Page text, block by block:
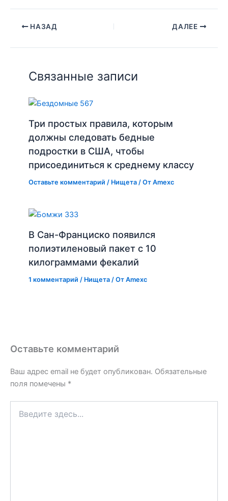
НАЗАД ДАЛЕЕ
Связанные записи
Три простых правила, которым
должны следовать бедные
подростки в США, чтобы
присоединиться к среднему классу
Оставьте комментарий / Нищета / ОтAmexc
В Сан-Франциско появился
полиэтиленовый пакет с 10
килограммами фекалий
1 комментарий / Нищета / ОтAmexc
Оставьте комментарий
Ваш адрес email не будет опубликован. Обязательные
поля помечены *
здесь...